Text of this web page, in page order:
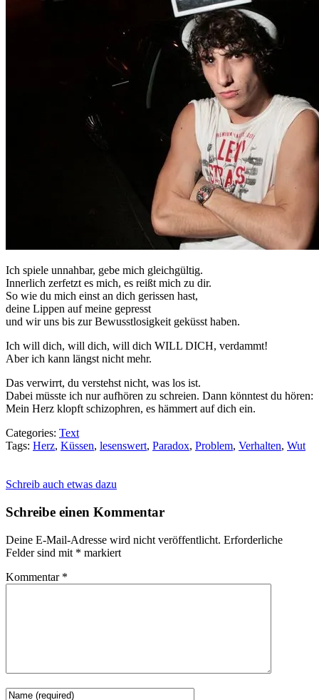
Ich spiele unnahbar, gebe mich gleichgültig.
Innerlich zerfetzt es mich, es reißt mich zu dir.
So wie du mich einst an dich gerissen hast,
deine Lippen auf meine gepresst
und wir uns bis zur Bewusstlosigkeit geküsst haben.
Ich will dich, will dich, will dich WILL DICH, verdammt!
Aber ich kann längst nicht mehr.
Das verwirrt, du verstehst nicht, was los ist.
Dabei müsste ich nur aufhören zu schreien. Dann könntest du hören:
Mein Herz klopft schizophren, es hämmert auf dich ein.
Categories: Text
Tags: Herz, Küssen, lesenswert, Paradox, Problem, Verhalten, Wut
Schreib auch etwas dazu
Schreibe einen Kommentar
Deine E-Mail-Adresse wird nicht veröffentlicht. Erforderliche
Felder sind mit * markiert
Kommentar *